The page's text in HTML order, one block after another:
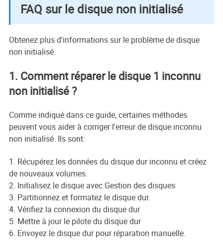
FAQ sur le disque non initialisé
Obtenez plus d'informations sur le problème de disque
non initialisé.
1. Comment réparer le disque 1 inconnu
non initialisé ?
Comme indiqué dans ce guide, certaines méthodes
peuvent vous aider à corriger l'erreur de disque inconnu
non initialisé. Ils sont:
1. Récupérez les données du disque dur inconnu et créez
de nouveaux volumes.
2. Initialisez le disque avec Gestion des disques
3. Partitionnez et formatez le disque dur.
4. Vérifiez la connexion du disque dur
5. Mettre à jour le pilote du disque dur
6. Envoyez le disque dur pour réparation manuelle.